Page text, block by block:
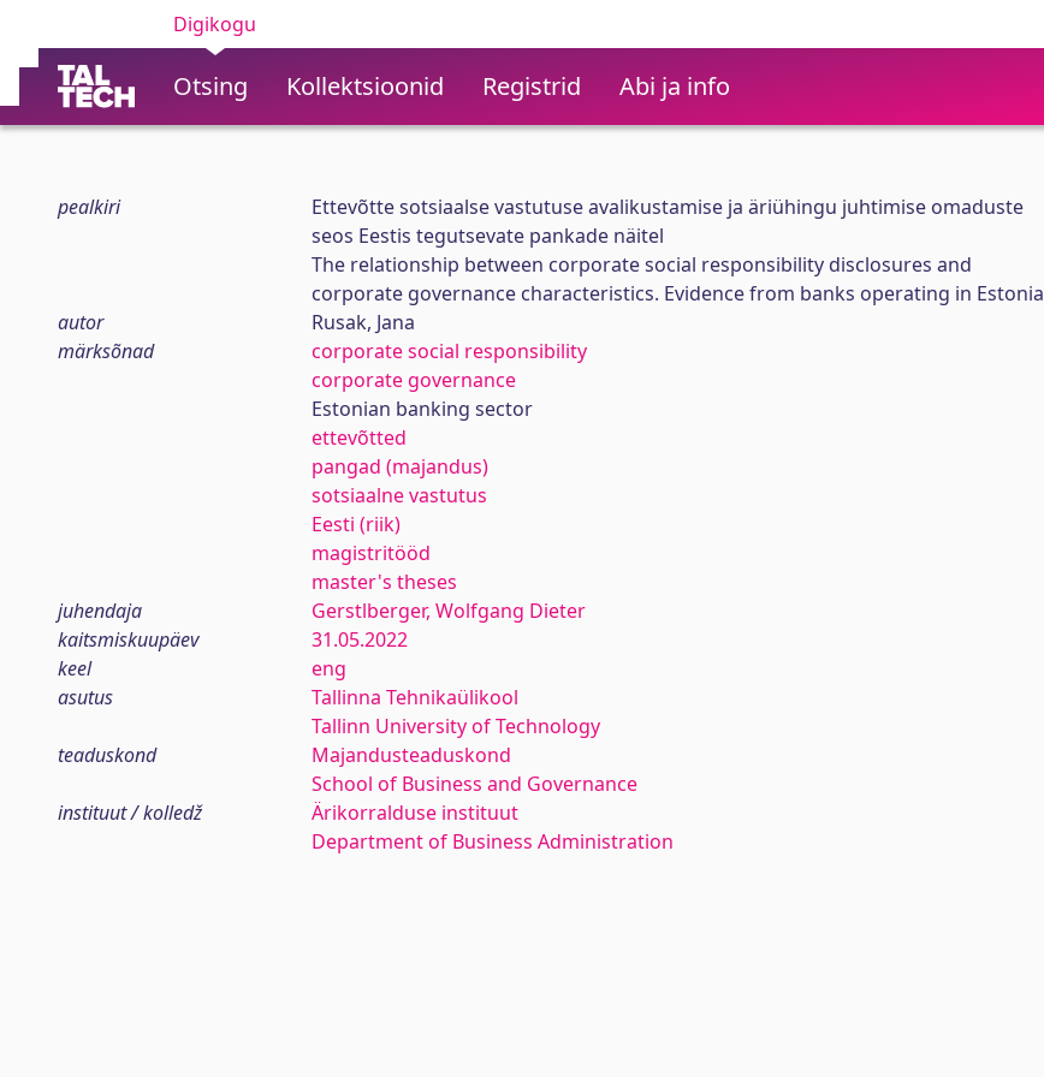
Digikogu
Otsing Kollektsioonid Registrid Abi ja info
pealkiri
Ettevõtte sotsiaalse vastutuse avalikustamise ja äriühingu juhtimise omaduste
seos Eestis tegutsevate pankade näitel
The relationship between corporate social responsibility disclosures and
corporate governance characteristics. Evidence from banks operating in Estonia
autor
Rusak, Jana
märksõnad
corporate social responsibility
corporate governance
Estonian banking sector
ettevõtted
pangad (majandus)
sotsiaalne vastutus
Eesti (riik)
magistritööd
master's theses
juhendaja
Gerstlberger, Wolfgang Dieter
kaitsmiskuupäev
31.05.2022
keel
eng
asutus
Tallinna Tehnikaülikool
Tallinn University of Technology
teaduskond
Majandusteaduskond
School of Business and Governance
instituut / kolledž
Ärikorralduse instituut
Department of Business Administration